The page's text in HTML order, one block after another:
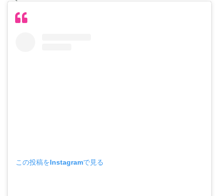
この投稿をInstagramで見る